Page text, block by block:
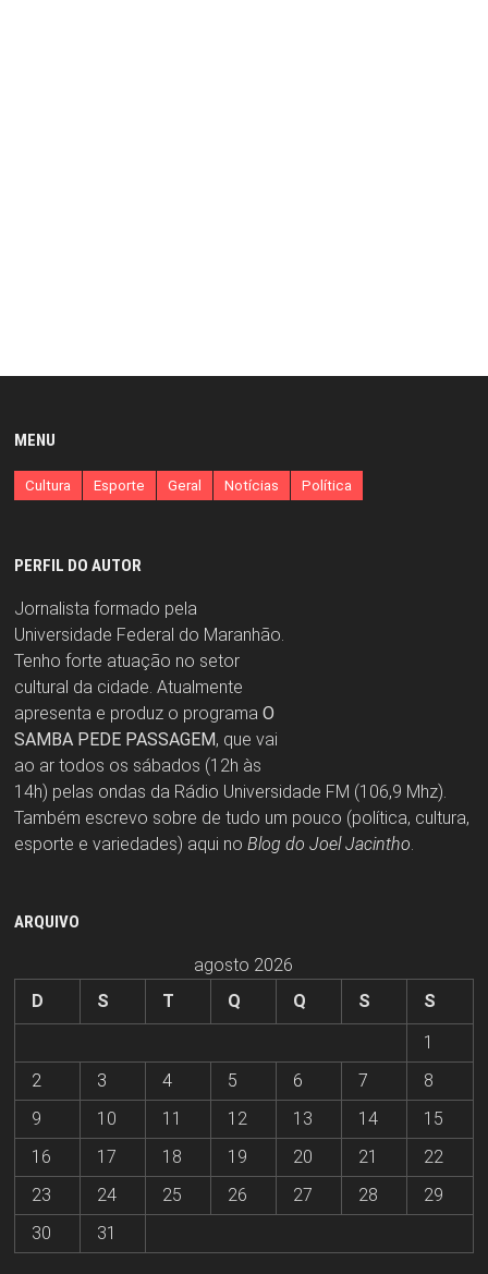
MENU
Cultura Esporte Geral Notícias Política
PERFIL DO AUTOR
Jornalista formado pela
Universidade Federal do Maranhão.
Tenho forte atuação no setor
cultural da cidade. Atualmente
apresenta e produz o programa O
SAMBA PEDE PASSAGEM, que vai
ao ar todos os sábados (12h às
14h) pelas ondas da Rádio Universidade FM (106,9 Mhz).
Também escrevo sobre de tudo um pouco (política, cultura,
esporte e variedades) aqui no Blog do Joel Jacintho
ARQUIVO
agosto 2026
D
S T Q Q S
S
1
2
3 4 5 6 7
8
9
10 11 12 13 14
15
16
17 18 19 20 21
22
23
24 25 26 27 28
29
30
31